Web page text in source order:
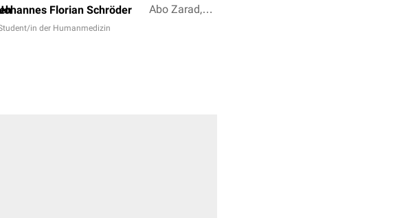
Florian Schröder
in der Humanmedizin
Abo Zarad,